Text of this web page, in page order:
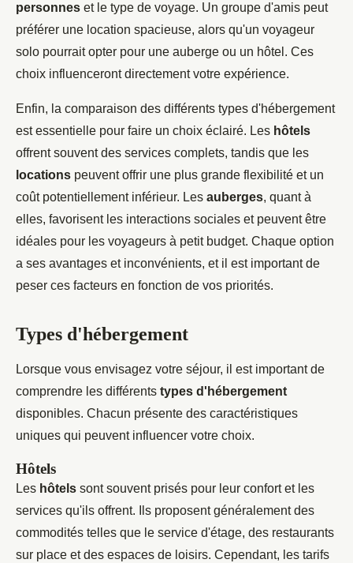
personnes et le type de voyage. Un groupe d'amis peut
préférer une location spacieuse, alors qu'un voyageur
solo pourrait opter pour une auberge ou un hôtel. Ces
choix influenceront directement votre expérience.
Enfin, la comparaison des différents types d'hébergement
est essentielle pour faire un choix éclairé. Les hôtels
offrent souvent des services complets, tandis que les
locations peuvent offrir une plus grande flexibilité et un
coût potentiellement inférieur. Les auberges, quant à
elles, favorisent les interactions sociales et peuvent être
idéales pour les voyageurs à petit budget. Chaque option
a ses avantages et inconvénients, et il est important de
peser ces facteurs en fonction de vos priorités.
Types d'hébergement
Lorsque vous envisagez votre séjour, il est important de
comprendre les différents types d'hébergement
disponibles. Chacun présente des caractéristiques
uniques qui peuvent influencer votre choix.
Hôtels
Les hôtels sont souvent prisés pour leur confort et les
services qu'ils offrent. Ils proposent généralement des
commodités telles que le service d'étage, des restaurants
sur place et des espaces de loisirs. Cependant, les tarifs